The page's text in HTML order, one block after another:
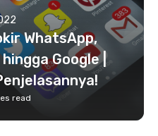
WhatsApp,
Google |
read